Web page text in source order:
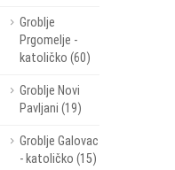
Groblje
Prgomelje -
katoličko (60)
Groblje Novi
Pavljani (19)
Groblje Galovac
- katoličko (15)